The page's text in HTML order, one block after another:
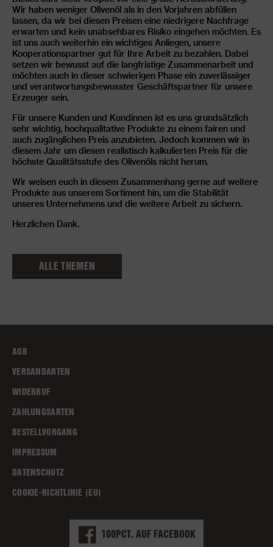
Wir haben weniger Olivenöl als in den Vorjahren abfüllen
lassen, da wir bei diesen Preisen eine niedrigere Nachfrage
erwarten und kein unabsehbares Risiko eingehen möchten. Es
ist uns auch weiterhin ein wichtiges Anliegen, unsere
Kooperationspartner gut für Ihre Arbeit zu bezahlen. Dabei
setzen wir bewusst auf die langfristige Zusammenarbeit und
möchten auch in dieser schwierigen Phase ein zuverlässiger
und verantwortungsbewusster Geschäftspartner für unsere
Erzeuger sein.
Für unsere Kunden und Kundinnen ist es uns grundsätzlich
sehr wichtig, hochqualitative Produkte zu einem fairen und
auch zugänglichen Preis anzubieten. Jedoch kommen wir in
diesem Jahr um diesen realistisch kalkulierten Preis für die
höchste Qualitätsstufe des Olivenöls nicht herum.
Wir weisen euch in diesem Zusammenhang gerne auf weitere
Produkte aus unserem Sortiment hin, um die Stabilität
unseres Unternehmens und die weitere Arbeit zu sichern.
Herzlichen Dank.
ALLE THEMEN
AGB
VERSANDARTEN
WIDERRUF
ZAHLUNGSARTEN
BESTELLVORGANG
IMPRESSUM
DATENSCHUTZ
COOKIE-RICHTLINIE (EU)
100PCT. AUF FACEBOOK